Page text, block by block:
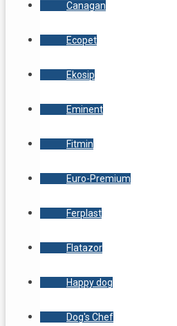
Canagan
Ecopet
Ekosip
Eminent
Fitmin
Euro-Premium
Ferplast
Flatazor
Happy dog
Dog's Chef